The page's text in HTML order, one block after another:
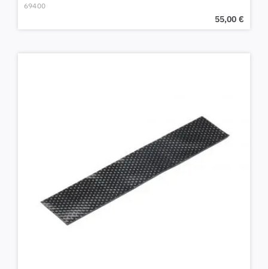
69400
55,00 €